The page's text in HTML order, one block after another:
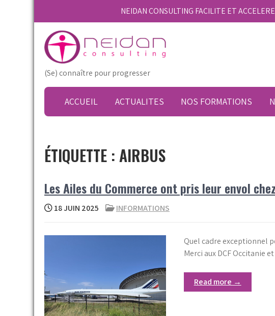
NEIDAN CONSULTING FACILITE ET
(Se) connaître pour progresser
ACCUEIL ACTUALITES NOS FORMATIONS
ÉTIQUETTE : AIRBUS
Les Ailes du Commerce ont pris leur envol
18 JUIN 2025 INFORMATIONS
Quel cadre exceptionnel
Merci aux DCF Occitanie
Read more →